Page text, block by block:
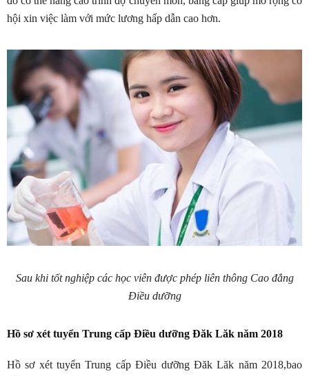
hội xin việc làm với mức lương hấp dẫn cao hơn.
Sau khi tốt nghiệp các học viên được phép liên thông Cao đẳng
Điều dưỡng
Hồ sơ xét tuyển Trung cấp Điều dưỡng Đăk Lăk năm 2018
Hồ sơ xét tuyển Trung cấp Điều dưỡng Đăk Lăk năm 2018,bao